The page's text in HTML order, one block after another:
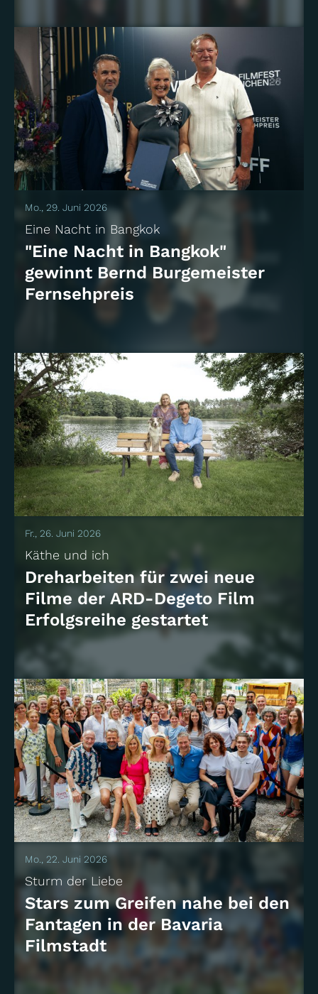
Mo., 29. Juni 2026
Eine Nacht in Bangkok
"Eine Nacht in Bangkok"
gewinnt Bernd Burgemeister
Fernsehpreis
Fr., 26. Juni 2026
Käthe und ich
Dreharbeiten für zwei neue
Filme der ARD-Degeto Film
Erfolgsreihe gestartet
Mo., 22. Juni 2026
Sturm der Liebe
Stars zum Greifen nahe bei den
Fantagen in der Bavaria
Filmstadt